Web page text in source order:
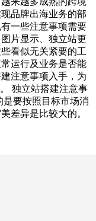
品牌出海业务的部
一些注意事项需要
片显示、独立站更
看似无关紧要的工
运行及业务是否能
注意事项入手，为
独立站搭建注意事
要按照目标市场消
差异是比较大的。